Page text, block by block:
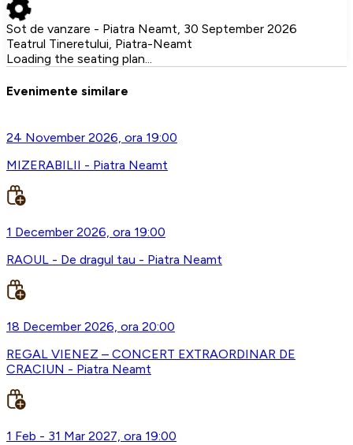
Sot de vanzare - Piatra Neamt, 30 September 2026
Teatrul Tineretului, Piatra-Neamt
Loading the seating plan...
Evenimente similare
24 November 2026, ora 19:00
MIZERABILII - Piatra Neamt
1 December 2026, ora 19:00
RAOUL - De dragul tau - Piatra Neamt
18 December 2026, ora 20:00
REGAL VIENEZ – CONCERT EXTRAORDINAR DE
CRACIUN - Piatra Neamt
1 Feb - 31 Mar 2027, ora 19:00